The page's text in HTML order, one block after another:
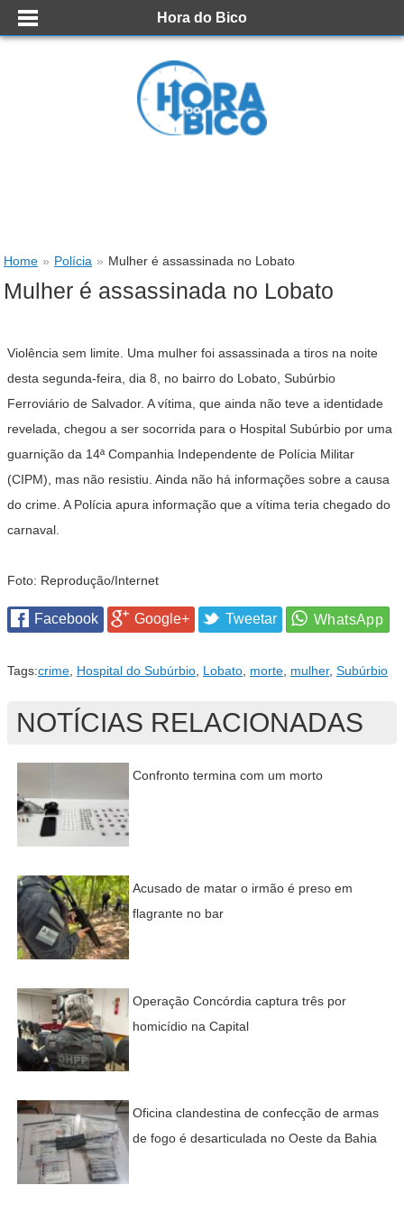
Hora do Bico
Home » Polícia » Mulher é assassinada no Lobato
Mulher é assassinada no Lobato
Violência sem limite. Uma mulher foi assassinada a tiros na noite
desta segunda-feira, dia 8, no bairro do Lobato, Subúrbio
Ferroviário de Salvador. A vítima, que ainda não teve a identidade
revelada, chegou a ser socorrida para o Hospital Subúrbio por uma
guarnição da 14ª Companhia Independente de Polícia Militar
(CIPM), mas não resistiu. Ainda não há informações sobre a causa
do crime. A Polícia apura informação que a vítima teria chegado do
carnaval.
Foto: Reprodução/Internet
Facebook Google+ Tweetar
Tags:crime, Hospital do Subúrbio, Lobato, morte, mulher, Subúrbio
NOTÍCIAS RELACIONADAS
Confronto termina com um morto
Acusado de matar o irmão é preso em
flagrante no bar
Operação Concórdia captura três por
homicídio na Capital
Oficina clandestina de confecção de armas
de fogo é desarticulada no Oeste da Bahia